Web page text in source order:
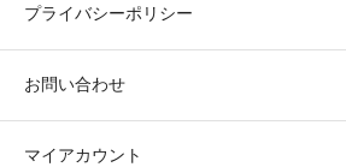
プライバシーポリシー
お問い合わせ
マイアカウント